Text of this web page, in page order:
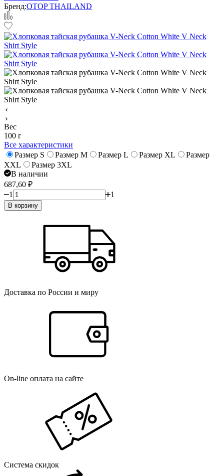
Бренд:OTOP THAILAND
Вес
100 г
Все характеристики
Размер S
Размер M Размер L Размер XL
Размер
XXL
Размер 3XL
В наличии
687,60 ₽
1
1
В корзину
Доставка по России и миру
On-line оплата на сайте
Система скидок